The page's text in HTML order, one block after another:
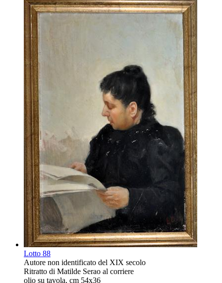
Lotto 88
Autore non identificato del XIX secolo
Ritratto di Matilde Serao al corriere
olio su tavola, cm 54x36